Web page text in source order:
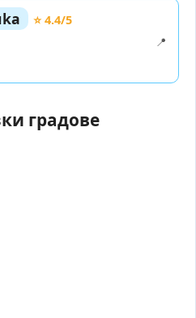
⭐ 4.4/5
📍
градове